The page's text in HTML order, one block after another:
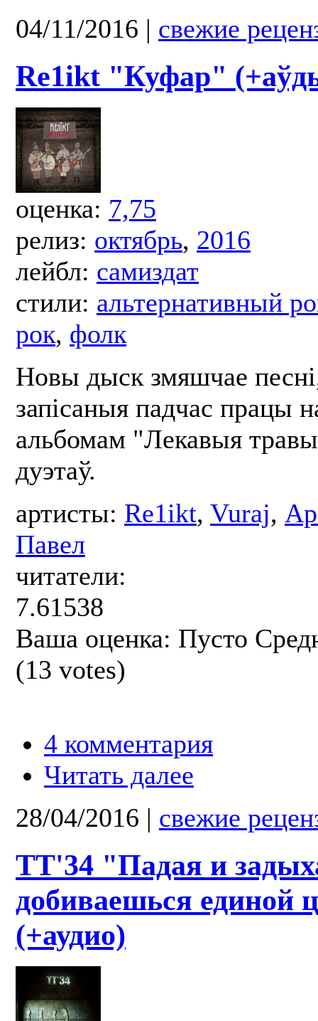
04/11/2016 | свежие
Re1ikt "Куфар"
оценка: 7,75
релиз: октябрь, 2016
лейбл: самиздат
стили: альтернативный
рок, фолк
Новы дыск змяшчае
запісаныя падчас працы
альбомам "Лекавыя
дуэтаў.
артисты: Re1ikt, Vuraj,
Павел
читатели:
7.61538
Ваша оценка: Пусто
(13 votes)
4 комментария
Читать далее
28/04/2016 | свежие
TT'34 "Падая и
добиваешься единой
(+аудио)